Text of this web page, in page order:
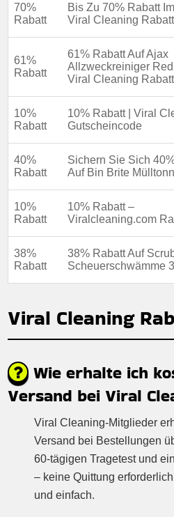
70%
Rabatt
Bis Zu 70% Rabatt
Viral Cleaning Rabatt
61%
Rabatt
61% Rabatt Auf Ajax
Allzweckreiniger
Viral Cleaning Rabatt
10%
Rabatt
10% Rabatt | Viral
Gutscheincode
40%
Rabatt
Sichern Sie Sich
Auf Bin Brite
10%
Rabatt
10% Rabatt –
Viralcleaning.com
38%
Rabatt
38% Rabatt Auf
Scheuerschwämme
Viral Cleaning
Wie erhalte ich
Versand bei Viral
Viral Cleaning-Mitglieder
Versand bei Bestellungen
60-tägigen Tragetest und
– keine Quittung
und einfach.